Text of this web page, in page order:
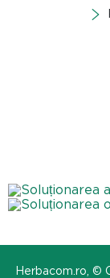
Herbacom.ro, ©